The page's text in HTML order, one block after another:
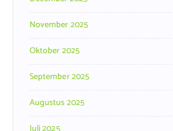
November 2025
Oktober 2025
September 2025
Augustus 2025